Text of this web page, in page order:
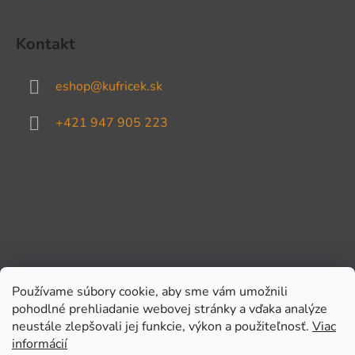
Používame súbory cookie, aby sme vám umožnili
pohodlné prehliadanie webovej stránky a vďaka analýze
neustále zlepšovali jej funkcie, výkon a použiteľnosť. Viac
informácií
Kontakt
eshop@kufricek.sk
+421 947 905 223
Prijímame online platby